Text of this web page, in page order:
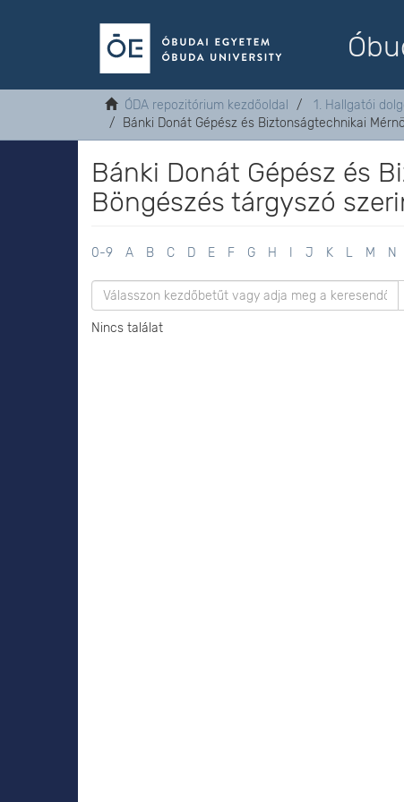
ÓDA repozitórium kezdőoldal 1. Hallgatói
Bánki Donát Gépész és Biztonságtechnikai
Bánki Donát Gépész és
Böngészés tárgyszó
0-9 A B C D E F G H J K L M N
Nincs találat